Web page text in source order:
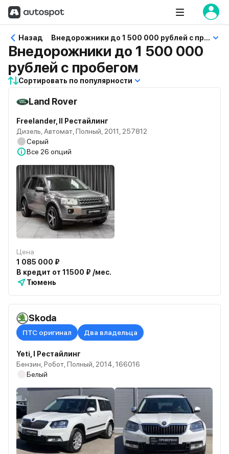
Назад Внедорожники до 1 500 000 рублей с пробегом
Внедорожники до 1 500 000
рублей с пробегом
Сортировать по популярности
Land Rover
Freelander, II Рестайлинг
Дизель, Автомат, Полный, 2011, 257812
Серый
Все 26 опций
Цена
1 085 000 ₽
В кредит от 11500 ₽ /мес.
Тюмень
Skoda
ПТС оригинал Два владельца
Yeti, I Рестайлинг
Бензин, Робот, Полный, 2014, 166016
Белый